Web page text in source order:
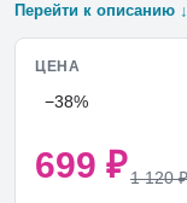
Перейти к описанию ↓
ЦЕНА
−38%
699 ₽1 120 ₽